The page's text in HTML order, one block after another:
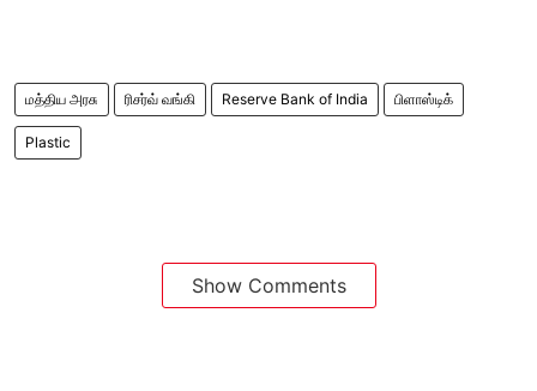
மத்திய அரசு ரிசர்வ் வங்கி Reserve Bank of India பிளாஸ்டிக்
Plastic
Show Comments